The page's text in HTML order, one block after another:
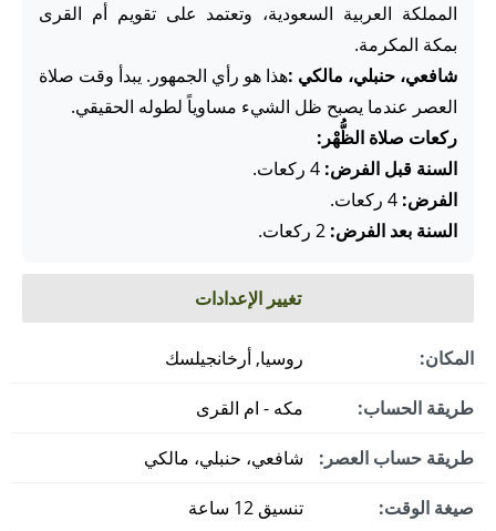
المملكة العربية السعودية، وتعتمد على تقويم أم القرى
بمكة المكرمة.
شافعي، حنبلي، مالكي :هذا هو رأي الجمهور. يبدأ وقت صلاة
العصر عندما يصبح ظل الشيء مساوياً لطوله الحقيقي.
ركعات صلاة الظُّهْر:
السنة قبل الفرض:
الفرض:
السنة بعد الفرض:
تغيير الإعدادات
المكان: روسيا, أرخانجيلسك
طريقة الحساب: مكه - ام القرى
طريقة حساب العصر: شافعي، حنبلي، مالكي
صيغة الوقت: تنسيق 12 ساعة